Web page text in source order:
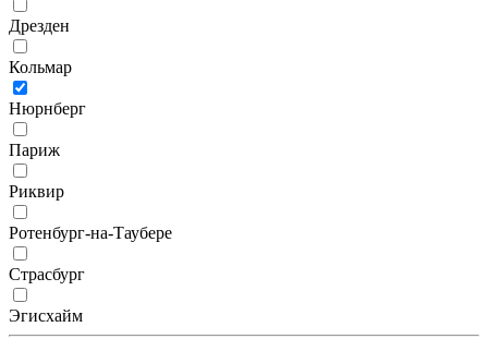
Дрезден
Кольмар
Нюрнберг
Париж
Риквир
Ротенбург-на-Таубере
Страсбург
Эгисхайм